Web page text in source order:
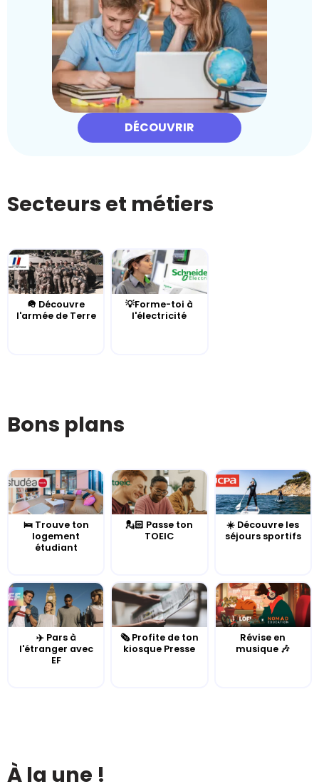
DÉCOUVRIR
Secteurs et métiers
🪖 Découvre
l'armée de Terre
💡Forme-toi à
l'électricité
Bons plans
🛌 Trouve ton
logement
étudiant
💂🏻 Passe ton
TOEIC
☀️ Découvre les
séjours sportifs
✈️ Pars à
l'étranger avec
EF
🗞️ Profite de ton
kiosque Presse
Révise en
musique 🎶
À la une !